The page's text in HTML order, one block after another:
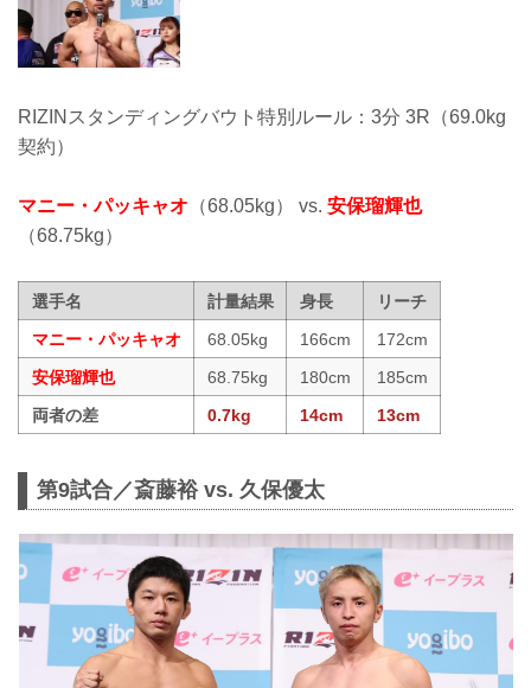
RIZINスタンディングバウト特別ルール：3分 3R（69.0kg
契約）
マニー・パッキャオ （68.05kg） vs. 安保瑠輝也
（68.75kg）
選手名 計量結果 身長
リーチ
マニー・パッキャオ
68.05kg 166cm
172cm
安保瑠輝也
68.75kg 180cm
185cm
両者の差
0.7kg 14cm 13cm
第9試合／斎藤裕 vs. 久保優太